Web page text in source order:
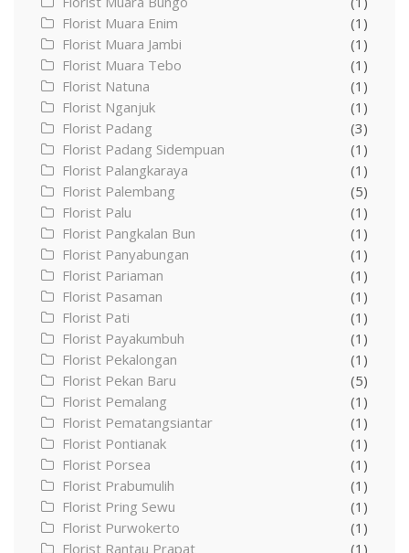
Florist Muara Enim
(1)
Florist Muara Jambi
(1)
Florist Muara Tebo
(1)
Florist Natuna
(1)
Florist Nganjuk
(1)
Florist Padang
(3)
Florist Padang Sidempuan
(1)
Florist Palangkaraya
(1)
Florist Palembang
(5)
Florist Palu
(1)
Florist Pangkalan Bun
(1)
Florist Panyabungan
(1)
Florist Pariaman
(1)
Florist Pasaman
(1)
Florist Pati
(1)
Florist Payakumbuh
(1)
Florist Pekalongan
(1)
Florist Pekan Baru
(5)
Florist Pemalang
(1)
Florist Pematangsiantar
(1)
Florist Pontianak
(1)
Florist Porsea
(1)
Florist Prabumulih
(1)
Florist Pring Sewu
(1)
Florist Purwokerto
(1)
Florist Rantau Prapat
(1)